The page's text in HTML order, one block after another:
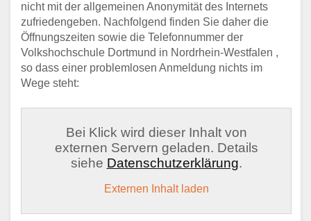
nicht mit der allgemeinen Anonymität des Internets
zufriedengeben. Nachfolgend finden Sie daher die
Öffnungszeiten sowie die Telefonnummer der
Volkshochschule Dortmund in Nordrhein-Westfalen ,
so dass einer problemlosen Anmeldung nichts im
Wege steht:
Bei Klick wird dieser Inhalt von
externen Servern geladen. Details
siehe Datenschutzerklärung.
Externen Inhalt laden